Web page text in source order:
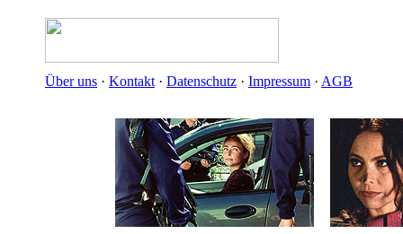
Über uns · Kontakt · Datenschutz · Impressum · AGB